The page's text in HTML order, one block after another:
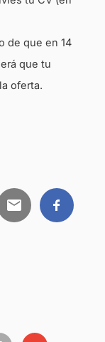
de que en 14
que tu
oferta.